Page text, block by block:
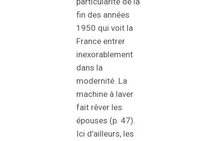
fin des années
1950 qui voit la
France entrer
inexorablement
dans la
modernité. La
machine à laver
fait rêver les
épouses (p. 47).
Ici d’ailleurs, les